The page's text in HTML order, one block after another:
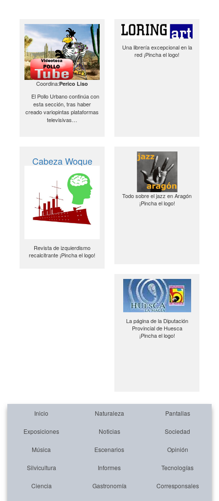
Coordina:Perico Liso
El Pollo Urbano continúa con
esta sección, tras haber
creado variopintas plataformas
televisivas…
Una librería excepcional en la
red ¡Pincha el logo!
Cabeza Woque
Revista de izquierdismo
recalcitrante ¡Pincha el logo!
Todo sobre el jazz en Aragón
¡Pincha el logo!
La página de la Diputación
Provincial de Huesca
¡Pincha el logo!
Inicio Naturaleza Pantallas
Exposiciones Noticias Sociedad
Música Escenarios Opinión
Silvicultura Informes Tecnologías
Ciencia Gastronomía Corresponsales